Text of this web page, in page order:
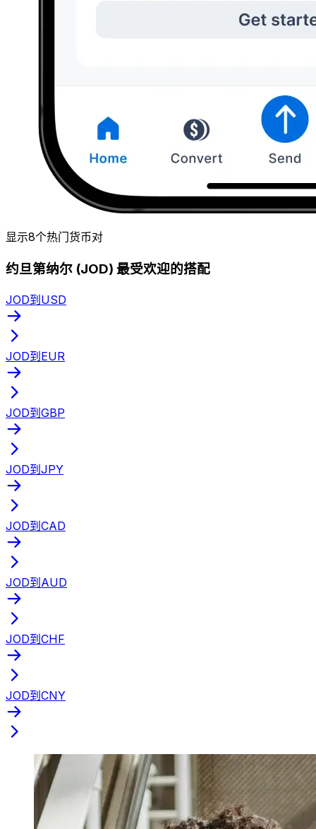
显示8个热门货币对
约旦第纳尔 (JOD) 最受欢迎的搭配
JOD到USD
JOD到EUR
JOD到GBP
JOD到JPY
JOD到CAD
JOD到AUD
JOD到CHF
JOD到CNY